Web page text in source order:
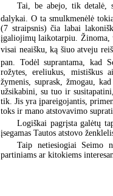
Tai, be abejo, tik detalė,
dalykai. O ta smulkmenėlė
(7 straipsnis) čia labai
įgaliojimų laikotarpiu. Žinoma,
visai neaišku, ką šiuo atveju
pan. Todėl suprantama, kad
rožytes, ereliukus, mistiškus
žymenis, suprask, žmogau,
užsikabini, su tuo ir
tik. Jis yra įpareigojantis,
toks ir mano atstovavimo
Logiškai pagrįsta galėtų
įsegamas Tautos atstovo
Taip netiesiogiai Seimo
partiniams ar kitokiems